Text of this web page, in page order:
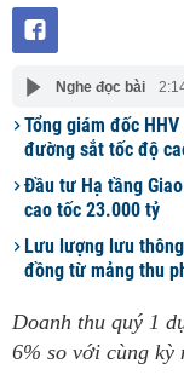
Nghe đọc bài
Tổng giám đốc
đường sắt tốc độ
Đầu tư Hạ tầng
cao tốc 23.000 tỷ
Lưu lượng lưu
đồng từ mảng thu
Doanh thu quý 1
6% so với cùng kỳ